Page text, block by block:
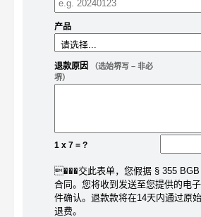
产品
退款原因
（选始堺写 – 非必
堺）
1 x 7 = ?
���交此表单，您假据 § 355
合同。您将收到发送至您提供的电
件确认。退款款将在14天内通过原
退费。